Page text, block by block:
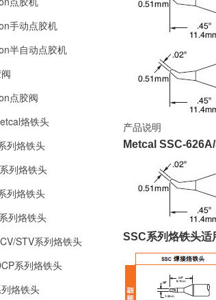
手动点胶机
半自动点胶机
点胶阀
烙铁头
列烙铁头
列烙铁头
列烙铁头
列烙铁头
STV系列烙铁头
系列烙铁头
烙铁头
产品说明
Metcal SSC-
SSC系列烙铁头适